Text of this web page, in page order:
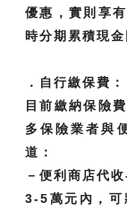
優惠，實則享
時分期累積現
．自行繳保費：
目前繳納保險
多保險業者與
道：
－便利商店代
3-5萬元內，可